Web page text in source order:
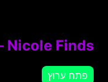
Nicole Finds – ניקול פיינדס
פתח ערוץ